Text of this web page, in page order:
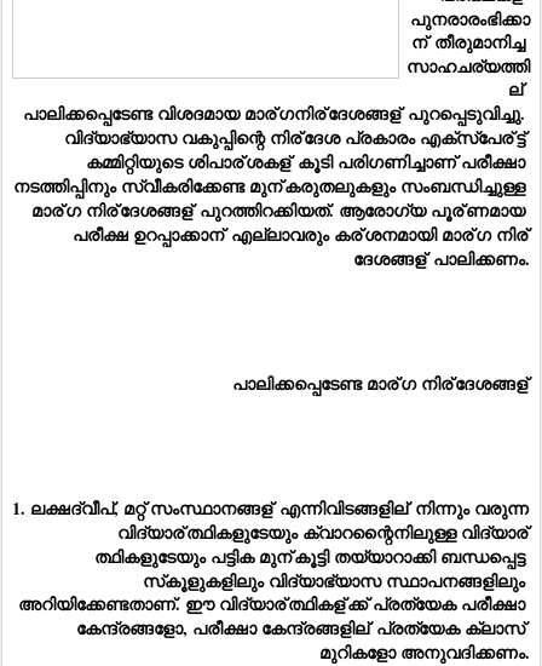
പുനരാരംഭിക്കാ
ന് തീരുമാനിച്ച
സാഹചര്യത്തി
ല്
പാലിക്കപ്പെടേണ്ട വിശദമായ മാര്ഗനിര്ദേശങ്ങള് പുറപ്പെടുവിച്ചു.
വിദ്യാഭ്യാസ വകുപ്പിന്റെ നിര്
ദേശ പ്രകാരം എക്‌സ്‌പേര്ട്ട്
കമ്മിറ്റിയുടെ ശിപാര്ശകള് കൂടി പരിഗണിച്ചാണ് പരീക്ഷാ
നടത്തിപ്പിനും സ്വീകരിക്കേണ്ട മുന്കരുതലുകളും സംബന്ധിച്ചുള്ള
മാര്ഗ നിര്ദേശങ്ങള് പുറത്തിറക്കിയത്. ആരോഗ്യ പൂര്ണമായ
പരീക്ഷ ഉറപ്പാക്കാന് എല്ലാവരും കര്ശനമായി മാര്ഗ നിര്
ദേശങ്ങള് പാലിക്കണം.
പാലിക്കപ്പെടേണ്ട മാര്ഗ നിര്ദേശങ്ങള്
1. ലക്ഷദ്വീപ്, മറ്റ് സംസ്ഥാനങ്ങള് എന്നിവിടങ്ങളില് നിന്നും വരുന്ന
വിദ്യാര്ത്ഥികളുടേയും ക്വാറന്റൈനിലുള്ള വിദ്യാര്
ത്ഥികളുടേയും പട്ടിക മുന്കൂട്ടി തയ്യാറാക്കി ബന്ധപ്പെട്ട
സ്‌കൂളുകളിലും വിദ്യാഭ്യാസ സ്ഥാപനങ്ങളിലും
അറിയിക്കേണ്ടതാണ്. ഈ വിദ്യാര്ത്ഥികള്ക്ക് പ്രത്യേക പരീക്ഷാ
കേന്ദ്രങ്ങളോ, പരീക്ഷാ കേന്ദ്രങ്ങളില് പ്രത്യേക ക്ലാസ്
മുറികളോ അനുവദിക്കണം.